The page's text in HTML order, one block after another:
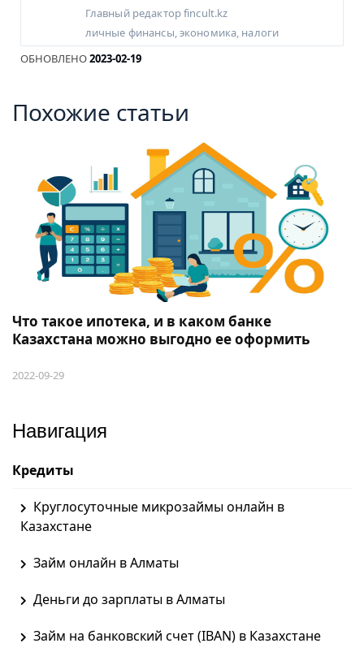
Главный редактор fincult.kz
личные финансы, экономика, налоги
ОБНОВЛЕНО2023-02-19
Похожие статьи
Что такое ипотека, и в каком банке
Казахстана можно выгодно ее оформить
2022-09-29
Навигация
Кредиты
Круглосуточные микрозаймы онлайн в
Казахстане
Займ онлайн в Алматы
Деньги до зарплаты в Алматы
Займ на банковский счет (IBAN) в Казахстане